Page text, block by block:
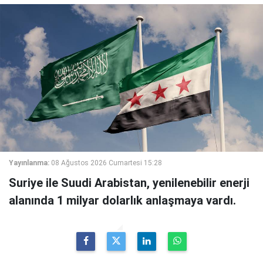
Yayınlanma: 08 Ağustos 2026 Cumartesi 15:28
Suriye ile Suudi Arabistan, yenilenebilir enerji
alanında 1 milyar dolarlık anlaşmaya vardı.